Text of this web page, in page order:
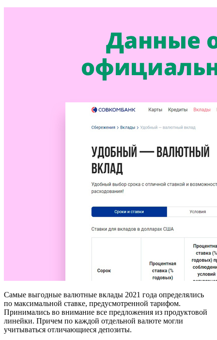
Самые выгодные валютные вклады 2021 года определялись
по максимальной ставке, предусмотренной тарифом.
Принимались во внимание все предложения из продуктовой
линейки. Причем по каждой отдельной валюте могли
учитываться отличающиеся депозиты.